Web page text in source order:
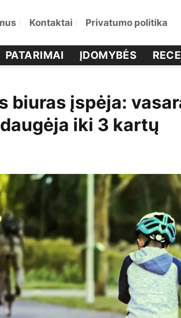
Kontaktai Privatumo politika
PATARIMAI ĮDOMYBĖS
biuras įspėja:
iki 3 kartų